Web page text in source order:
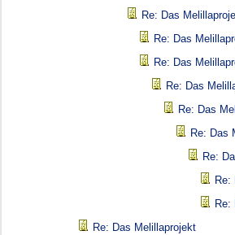
Re: Das
Re: Das
Re: Das
Re: Das
Re: Das
Re: Das
Re:
Re:
Re:
Re: Das Melillaprojekt